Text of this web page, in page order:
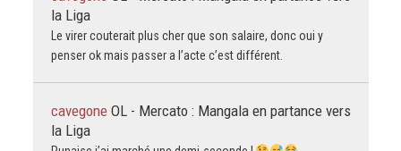
la Liga
Le virer couterait plus cher que son salaire, donc oui y
penser ok mais passer a l’acte c’est différent.
cavegone OL - Mercato : Mangala en partance vers
la Liga